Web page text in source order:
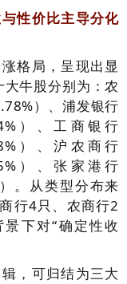
性价比主导分化
格局，呈现出显
牛股分别为：农
）、浦发银行
）、工商银行
）、沪农商行
）、张家港行
。从类型分布来
行4只、农商行2
下对“确定性收
，可归结为三大